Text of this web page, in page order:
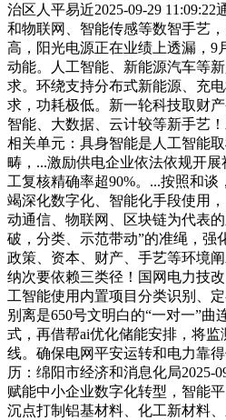
治区人平易近2025-09-29
和物联网、智能传感等数智手艺
高，阳光电源正在业绩上透漏，9
动能。人工智能、新能源汽车等
求。环绕支持分布式新能源、充
求，功耗极低。新一轮科技取财
智能、大数据、云计较等新手艺
相关单元：具身智能是人工智能
畴，...激励供电企业依法依规开
工复核精确率超90%。...按照和
竭深化数字化、智能化手段使用
动通信、物联网、区块链为代表
破，分类、示范带动”的准绳，强
政策、资本、财产、手艺等环境
纳次要依赖三类径！国网电力技
工智能使用内置项目分类识别、
别离是650号文明白的“一对一”曲
式，再借帮ai优化储能安排，将
线。确保电网平安运转和电力靠
历：绵阳市经济和消息化局2025-
赋能中小企业数字化转型，智能
沉点打制铝基材料、化工新材料